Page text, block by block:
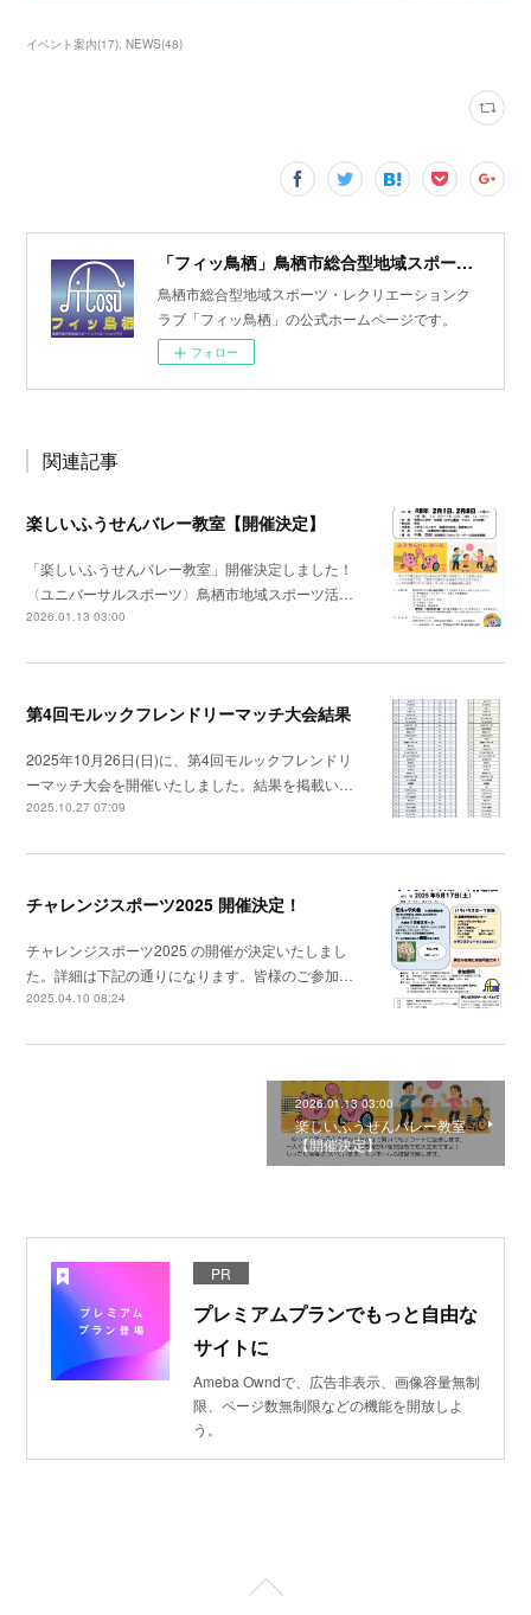
イベント案内(17) NEWS(48)
「フィッ鳥栖」鳥栖市総合型地域スポーツ・レクリエーションクラブ
鳥栖市総合型地域スポーツ・レクリエーションク
ラブ「フィッ鳥栖」の公式ホームページです。
フォロー
関連記事
楽しいふうせんバレー教室【開催決定】
「楽しいふうせんバレー教室」開催決定しました！
〈ユニバーサルスポーツ〉鳥栖市地域スポーツ活…
2026.01.13 03:00
第4回モルックフレンドリーマッチ大会結果
2025年10月26日(日)に、第4回モルックフレンドリ
ーマッチ大会を開催いたしました。結果を掲載い…
2025.10.27 07:09
チャレンジスポーツ2025 開催決定！
チャレンジスポーツ2025 の開催が決定いたしまし
た。詳細は下記の通りになります。皆様のご参加…
2025.04.10 08:24
2026.01.13 03:00
楽しいふうせんバレー教室
【開催決定】
PR
プレミアムプランでもっと自由な
サイトに
Ameba Owndで、広告非表示、画像容量無制
限、ページ数無制限などの機能を開放しよ
う。